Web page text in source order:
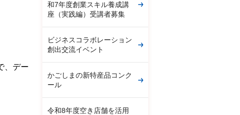
、デー
和7年度創業スキル養成講
座（実践編）受講者募集
ビジネスコラボレーション
創出交流イベント
かごしまの新特産品コンク
ール
令和8年度空き店舗を活用